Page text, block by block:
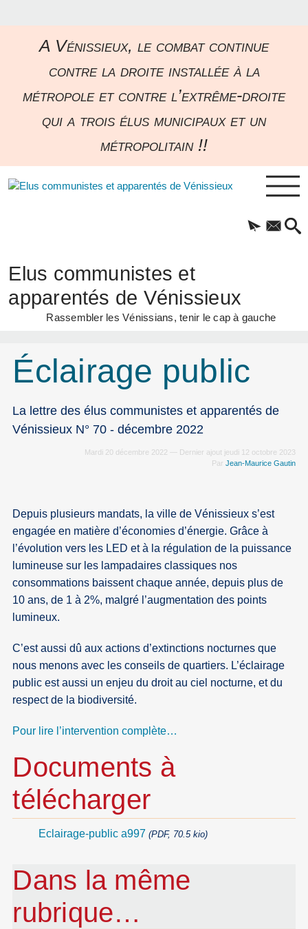
A Vénissieux, le combat continue
contre la droite installée à la
métropole et contre l’extrême-droite
qui a trois élus municipaux et un
métropolitain !!
Elus communistes et
apparentés de Vénissieux
Rassembler les Vénissians, tenir le cap à gauche
Éclairage public
La lettre des élus communistes et apparentés de
Vénissieux N° 70 - décembre 2022
Mardi 20 décembre 2022 — Dernier ajout jeudi 12 octobre 2023
Par Jean-Maurice Gautin
Depuis plusieurs mandats, la ville de Vénissieux s’est
engagée en matière d’économies d’énergie. Grâce à
l’évolution vers les LED et à la régulation de la puissance
lumineuse sur les lampadaires classiques nos
consommations baissent chaque année, depuis plus de
10 ans, de 1 à 2%, malgré l’augmentation des points
lumineux.
C’est aussi dû aux actions d’extinctions nocturnes que
nous menons avec les conseils de quartiers. L’éclairage
public est aussi un enjeu du droit au ciel nocturne, et du
respect de la biodiversité.
Pour lire l’intervention complète…
Documents à
télécharger
Eclairage-public a997 (PDF, 70.5 kio)
Dans la même
rubrique…